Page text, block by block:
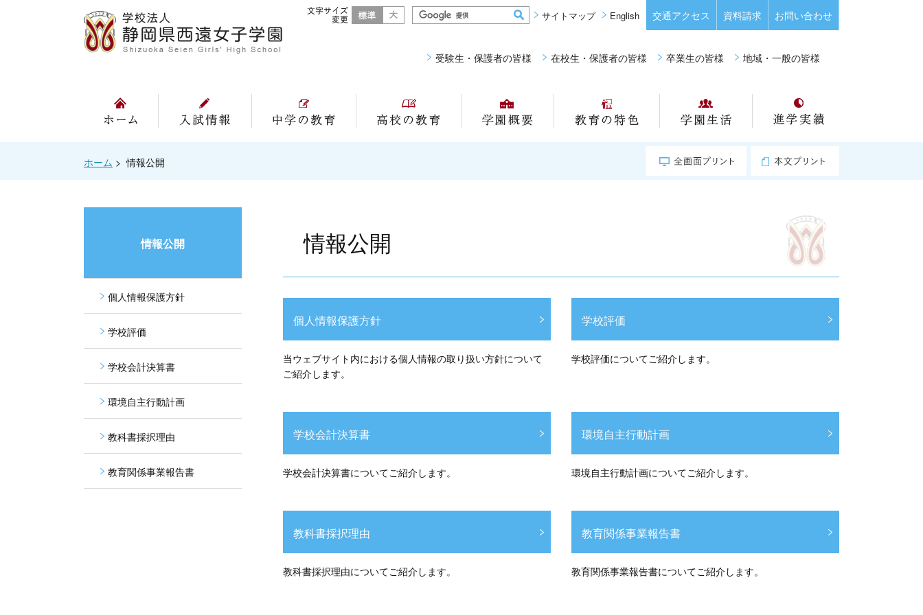
サイトマップ English 交通アクセス 資料請求 お問い合わせ
受験生・保護者の皆様 在校生・保護者の皆様 卒業生の皆様 地域・一般の皆様
ホーム >情報公開
情報公開
個人情報保護方針
当ウェブサイト内における個人情報の取り扱い方針について
ご紹介します。
学校評価
学校評価についてご紹介します。
学校会計決算書
学校会計決算書についてご紹介します。
環境自主行動計画
環境自主行動計画についてご紹介します。
教科書採択理由
教科書採択理由についてご紹介します。
教育関係事業報告書
教育関係事業報告書についてご紹介します。
情報公開
個人情報保護方針
学校評価
学校会計決算書
環境自主行動計画
教科書採択理由
教育関係事業報告書